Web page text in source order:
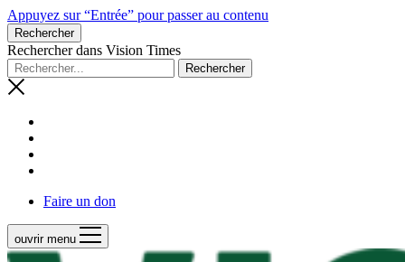
Appuyez sur “Entrée” pour passer au contenu
Rechercher
Rechercher dans Vision Times
Faire un don
ouvrir menu